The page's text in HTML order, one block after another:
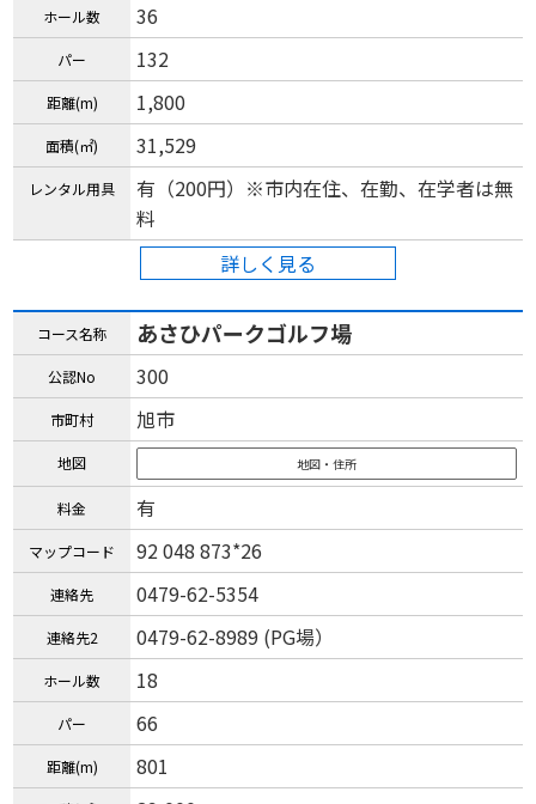
ホール数 36
パー 132
距離(m) 1,800
面積(㎡) 31,529
レンタル用具
有（200円）※市内在住、在勤、在学者は無
料
詳しく見る
コース名称 あさひパークゴルフ場
公認No 300
市町村 旭市
地図 地図・住所
料金 有
マップコード 92 048 873*26
連絡先 0479-62-5354
連絡先2 0479-62-8989 (PG場）
ホール数 18
パー 66
距離(m) 801